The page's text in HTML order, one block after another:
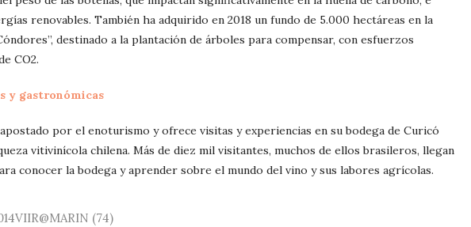
renovables. También ha adquirido en 2018 un fundo de 5.000 hectáreas en la
destinado a la plantación de árboles para compensar, con esfuerzos
CO2.
y gastronómicas
por el enoturismo y ofrece visitas y experiencias en su bodega de Curicó
vitivinícola chilena. Más de diez mil visitantes, muchos de ellos brasileros, llegan
conocer la bodega y aprender sobre el mundo del vino y sus labores agrícolas.
(74)